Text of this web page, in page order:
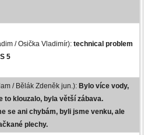
/ Osička Vladimír): technical problem
5
/ Bělák Zdeněk jun.): Bylo více vody,
to klouzalo, byla větší zábava.
se ani chybám, byli jsme venku, ale
plechy.